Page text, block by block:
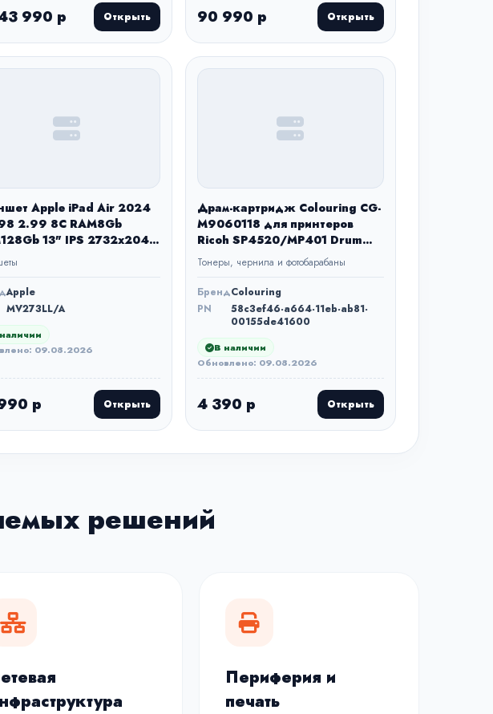
990 р Открыть 90 990 р Открыть
Apple iPad Air 2024
2.99 8C RAM8Gb
13" IPS 2732x2048
космос 12Mpix
Apple
MV273LL/A
09.08.2026
р Открыть
Драм-картридж Colouring CG-
M9060118 для принтеров
Ricoh SP4520/MP401 Drum
40000 копий
Тонеры, чернила и фотобарабаны
БрендColouring
PN
58c3ef46-a664-11eb-ab81-
00155de41600
В наличии
Обновлено: 09.08.2026
4 390 р Открыть
решений
Периферия и
печать